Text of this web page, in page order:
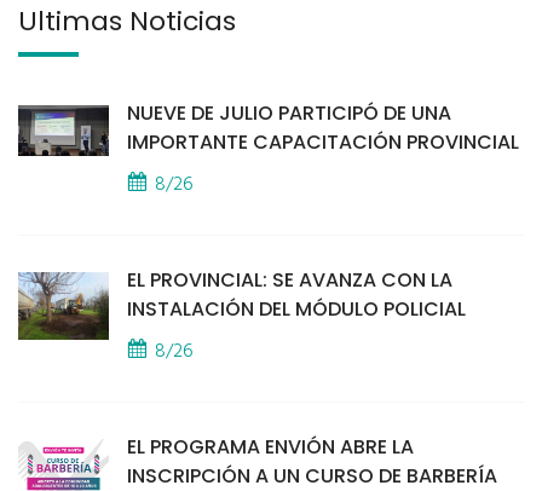
Últimas Noticias
NUEVE DE JULIO PARTICIPÓ DE UNA
IMPORTANTE CAPACITACIÓN PROVINCIAL
8/26
EL PROVINCIAL: SE AVANZA CON LA
INSTALACIÓN DEL MÓDULO POLICIAL
8/26
EL PROGRAMA ENVIÓN ABRE LA
INSCRIPCIÓN A UN CURSO DE BARBERÍA